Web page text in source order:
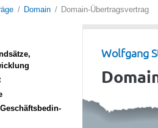
Domain Domain-Übertragsvertrag
Wolfgang